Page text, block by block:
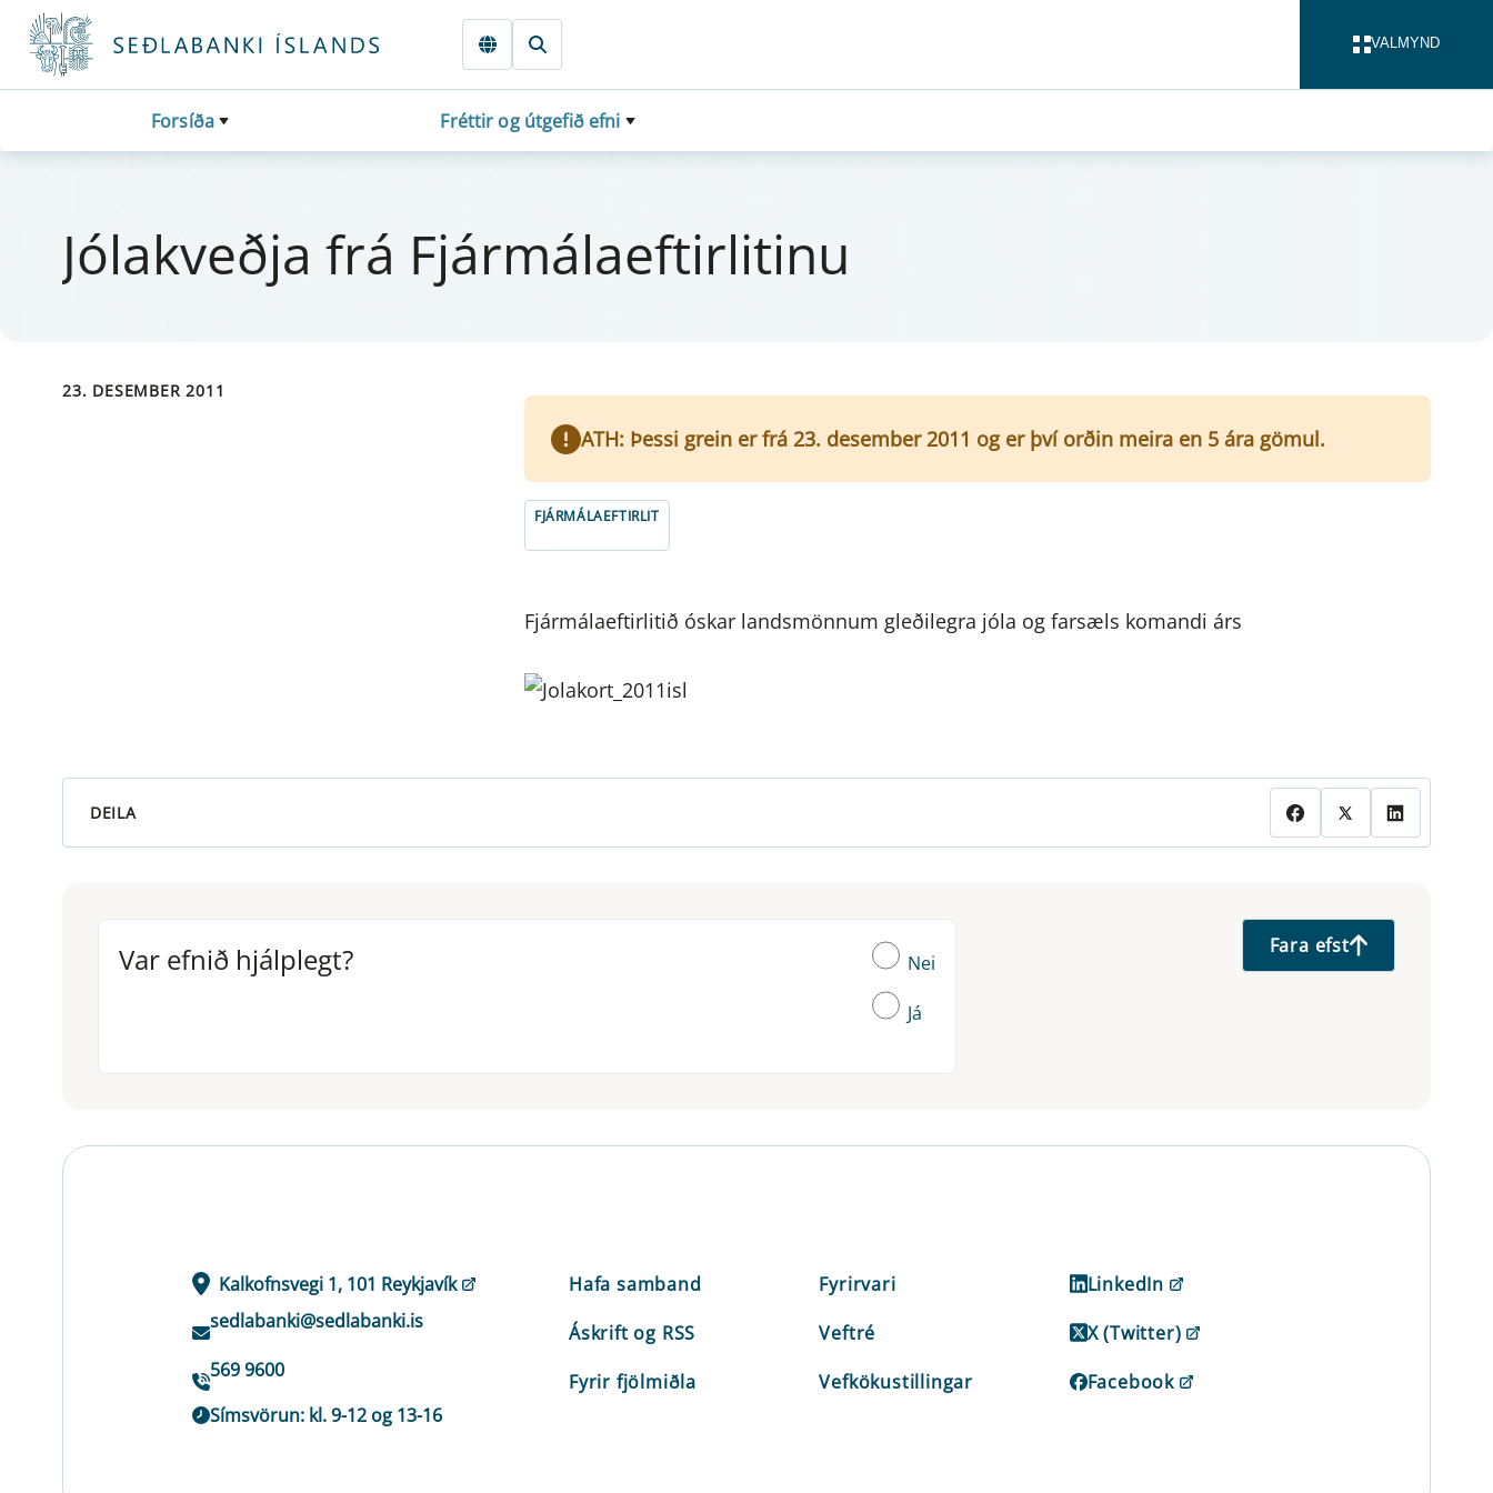
Fara beint í Meginmál
VALMYND
Forsíða Fréttir og útgefið efni
Jóla­kveðja frá Fjá­r­mála­eft­i­r­lit­inu
23. DESEMBER 2011
ATH: Þessi grein er frá 23. desember 2011 og er því orðin meira en 5 ára gömul.
FJÁRMÁLAEFTIRLIT
Fjármálaeftirlitið óskar landsmönnum gleðilegra jóla og farsæls komandi árs
DEILA
Var efnið hjálplegt?
Var efnið hjálplegt? Nei
Já
Fara efst
Kalkofnsvegi 1, 101 Reykjavík
sedlabanki@sedlabanki.is
569 9600
Símsvörun: kl. 9-12 og 13-16
Hafa samband
Áskrift og RSS
Fyrir fjölmiðla
Fyrirvari
Veftré
Vefkökustillingar
LinkedIn
X (Twitter)
Facebook